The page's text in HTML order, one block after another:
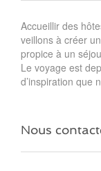
Accueillir des
veillons à créer
propice à un
Le voyage est
d’inspiration que
Nous